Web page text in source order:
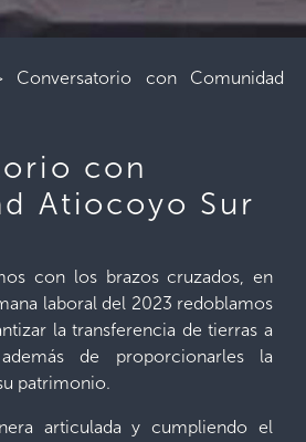
Conversatorio con Comunidad
con
Atiocoyo Sur
con los brazos cruzados, en
laboral del 2023 redoblamos
la transferencia de tierras a
de proporcionarles la
patrimonio.
articulada y cumpliendo el